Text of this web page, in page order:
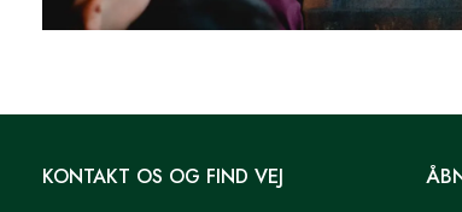
KONTAKT OS OG FIND VEJ